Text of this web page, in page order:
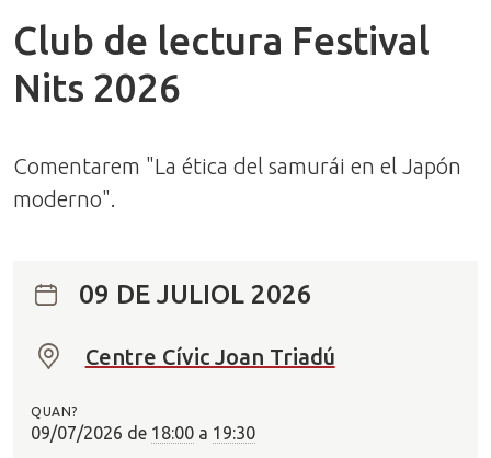
Club de lectura Festival
Nits 2026
Comentarem "La ética del samurái en el Japón
moderno".
09 DE JULIOL 2026
O
?
Centre Cívic Joan Triadú
QUAN?
09/07/2026 de 18:00 a 19:30